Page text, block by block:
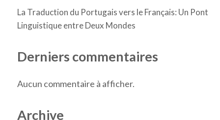
La Traduction du Portugais vers le Français: Un Pont
Linguistique entre Deux Mondes
Derniers commentaires
Aucun commentaire à afficher.
Archive